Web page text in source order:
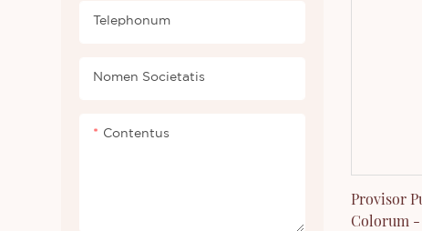
Telephonum
Nomen Societatis
Contentus
Provisor
Colorum